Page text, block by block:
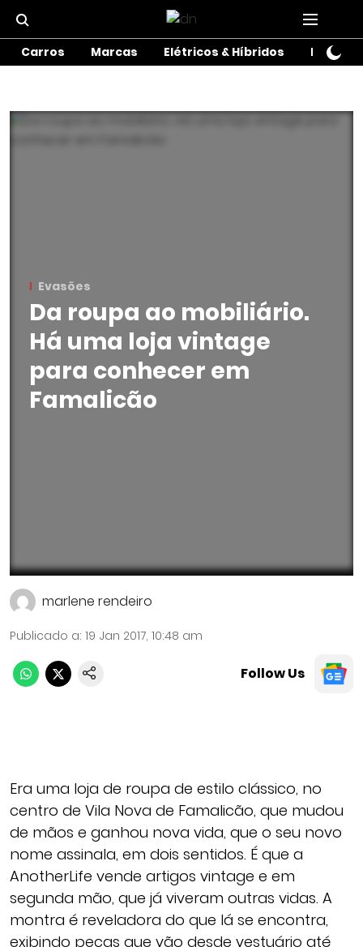
Carros Marcas Elétricos & Híbridos Motos
Evasões
Da roupa ao mobiliário.
Há uma loja vintage
para conhecer em
Famalicão
marlene rendeiro
Publicado a: 19 Jan 2017, 10:48 am
Follow Us
Era uma loja de roupa de estilo clássico, no
centro de Vila Nova de Famalicão, que mudou
de mãos e ganhou nova vida, que o seu novo
nome assinala, em dois sentidos. É que a
AnotherLife vende artigos vintage e em
segunda mão, que já viveram outras vidas. A
montra é reveladora do que lá se encontra,
exibindo peças que vão desde vestuário até